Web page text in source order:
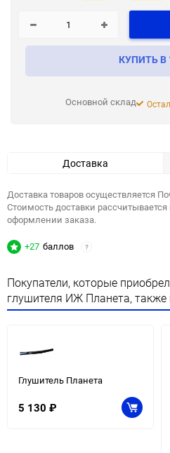
КУПИТЬ В
Основной склад
Доставка
Доставка товаров осуществляется
Стоимость доставки
оформлении заказа.
+27 баллов ?
Покупатели, которые
глушителя ИЖ Планета, также
Глушитель Планета
5 130 ₽